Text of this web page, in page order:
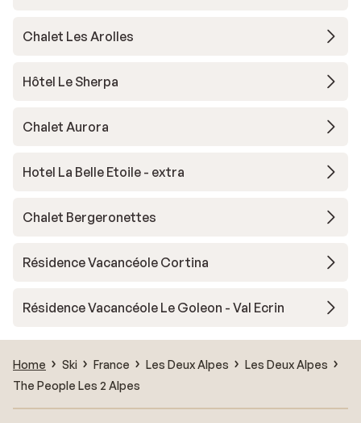
Chalet Les Arolles
Hôtel Le Sherpa
Chalet Aurora
Hotel La Belle Etoile - extra
Chalet Bergeronettes
Résidence Vacancéole Cortina
Résidence Vacancéole Le Goleon - Val Ecrin
Home Ski France Les Deux Alpes
Les Deux Alpes
The People Les 2 Alpes